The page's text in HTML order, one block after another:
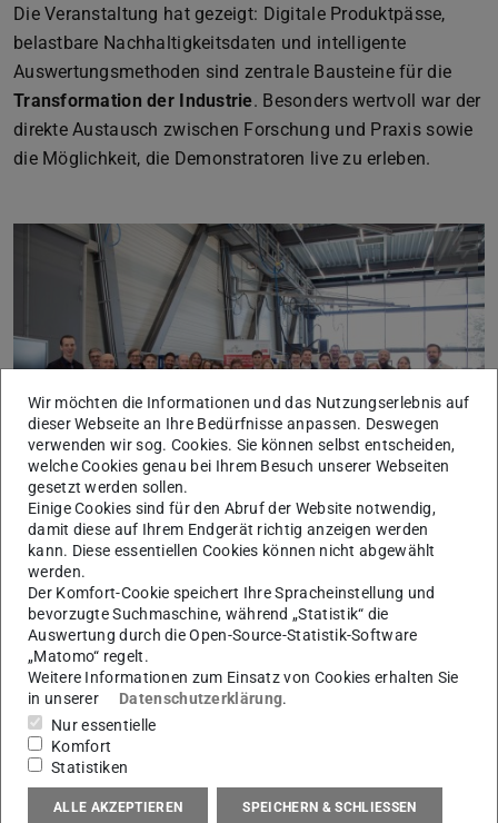
Die Veranstaltung hat gezeigt: Digitale Produktpässe,
belastbare Nachhaltigkeitsdaten und intelligente
Auswertungsmethoden sind zentrale Bausteine für die
Transformation der Industrie. Besonders wertvoll war der
direkte Austausch zwischen Forschung und Praxis sowie
die Möglichkeit, die Demonstratoren live zu erleben.
CliCE-DIPP Abschlussveranstaltung in der ETA-Fabrik
Ein herzlichesDankeschöngilt allenProjektpartnern
die hervorragende Zusammenarbeit sowie dem
Projektträgerund demFördergeber Bundesministerium
für Forschung, Technologie und Raumfahrt
Unterstützung und Förderung dieses Projekts.
Wir nehmen aus
freuen uns darauf, die
entwickelten Ansätzein
Wir möchten die Informationen und das Nutzungserlebnis auf
dieser Webseite an Ihre Bedürfnisse anpassen. Deswegen
verwenden wir sog. Cookies. Sie können selbst entscheiden,
welche Cookies genau bei Ihrem Besuch unserer Webseiten
gesetzt werden sollen.
Einige Cookies sind für den Abruf der Website notwendig,
damit diese auf Ihrem Endgerät richtig anzeigen werden
kann. Diese essentiellen Cookies können nicht abgewählt
werden.
Der Komfort-Cookie speichert Ihre Spracheinstellung und
bevorzugte Suchmaschine, während „Statistik“ die
Auswertung durch die Open-Source-Statistik-Software
„Matomo“ regelt.
Weitere Informationen zum Einsatz von Cookies erhalten Sie
in unserer
Datenschutzerklärung.
Nur essentielle
Komfort
Statistiken
ALLE AKZEPTIEREN SPEICHERN & SCHLIESSEN